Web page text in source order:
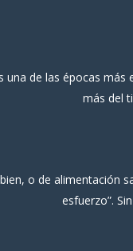
una de las épocas
más del
o de alimentación
esfuerzo”.